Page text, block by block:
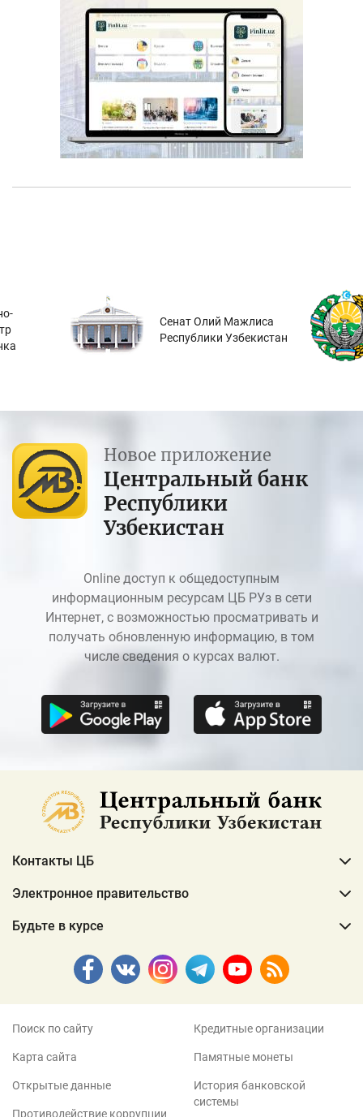
Сенат Олий Мажлиса
Республики Узбекистан
Новое приложение
Центральный банк
Республики
Узбекистан
Online доступ к общедоступным
информационным ресурсам ЦБ РУз в сети
Интернет, с возможностью просматривать и
получать обновленную информацию, в том
числе сведения о курсах валют.
Контакты ЦБ
Электронное правительство
Будьте в курсе
Поиск по сайту
Карта сайта
Открытые данные
Противодействие коррупции
Кредитные организации
Памятные монеты
История банковской
системы